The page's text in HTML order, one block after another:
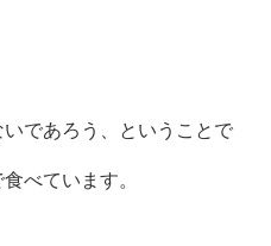
であろう、ということで
べています。